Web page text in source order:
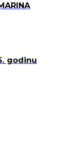
godinu